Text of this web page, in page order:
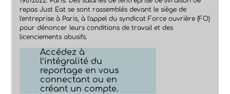
repas Just Eat se sont rassemblés devant le siège de
l'entreprise à Paris, à l'appel du syndicat Force ouvrière (FO)
pour dénoncer leurs conditions de travail et des
licenciements abusifs.
Accédez à
l’intégralité du
reportage en vous
connectant ou en
créant un compte.